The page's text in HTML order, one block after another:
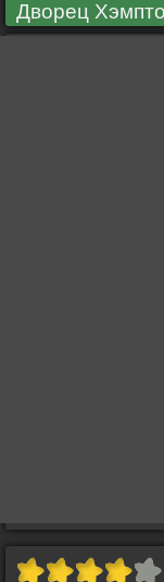
Дворец